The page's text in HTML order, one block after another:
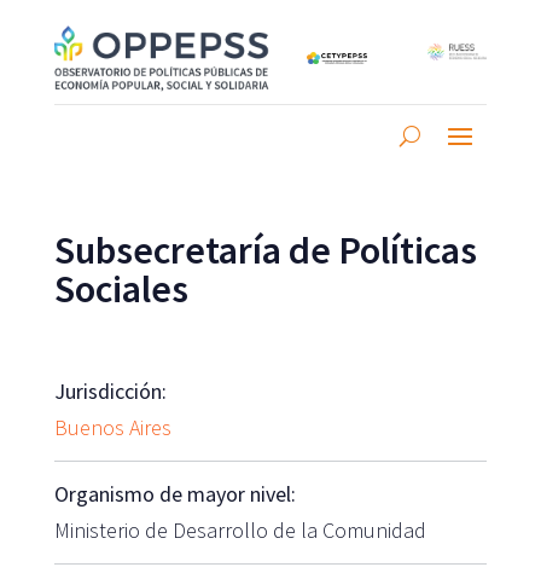
Subsecretaría de Políticas
Sociales
Jurisdicción:
Buenos Aires
Organismo de mayor nivel:
Ministerio de Desarrollo de la Comunidad